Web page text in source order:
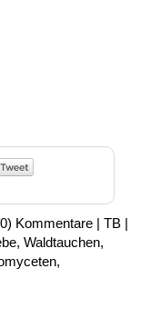
Kommentare | TB |
, Waldtauchen,
,